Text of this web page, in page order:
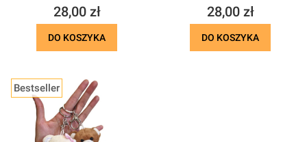
Cena
28,00 zł
DO KOSZYKA
Cena
28,00 zł
DO KOSZYKA
Bestseller